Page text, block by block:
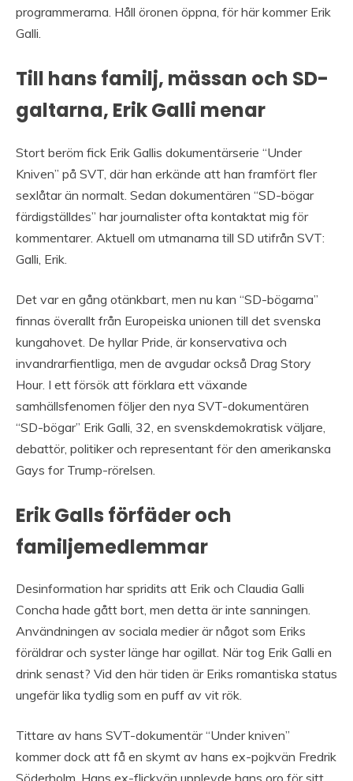
programmerarna. Håll öronen öppna, för här kommer Erik
Galli.
Till hans familj, mässan och SD-
galtarna, Erik Galli menar
Stort beröm fick Erik Gallis dokumentärserie “Under
Kniven” på SVT, där han erkände att han framfört fler
sexlåtar än normalt. Sedan dokumentären “SD-bögar
färdigställdes” har journalister ofta kontaktat mig för
kommentarer. Aktuell om utmanarna till SD utifrån SVT:
Galli, Erik.
Det var en gång otänkbart, men nu kan “SD-bögarna”
finnas överallt från Europeiska unionen till det svenska
kungahovet. De hyllar Pride, är konservativa och
invandrarfientliga, men de avgudar också Drag Story
Hour. I ett försök att förklara ett växande
samhällsfenomen följer den nya SVT-dokumentären
“SD-bögar” Erik Galli, 32, en svenskdemokratisk väljare,
debattör, politiker och representant för den amerikanska
Gays for Trump-rörelsen.
Erik Galls förfäder och
familjemedlemmar
Desinformation har spridits att Erik och Claudia Galli
Concha hade gått bort, men detta är inte sanningen.
Användningen av sociala medier är något som Eriks
föräldrar och syster länge har ogillat. När tog Erik Galli en
drink senast? Vid den här tiden är Eriks romantiska status
ungefär lika tydlig som en puff av vit rök.
Tittare av hans SVT-dokumentär “Under kniven”
kommer dock att få en skymt av hans ex-pojkvän Fredrik